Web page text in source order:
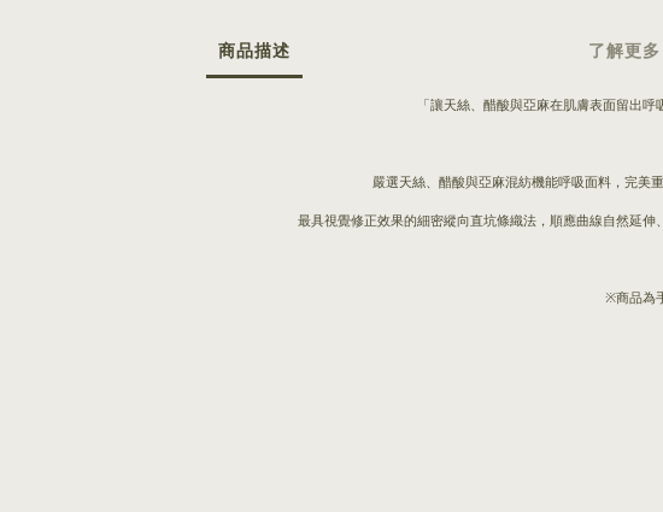
商品描述 了解更多
「讓天絲、醋酸與亞麻在肌膚表面留出
嚴選天絲、醋酸與亞麻混紡機能呼吸面料，完美
最具視覺修正效果的細密縱向直坑條織法，順應曲線自然延
※商品為